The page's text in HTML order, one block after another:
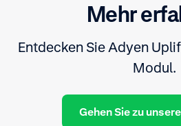
Mehr
Entdecken Sie Adyen
Modul.
Gehen Sie zu